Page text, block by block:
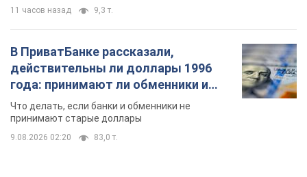
11 часов назад 9,3 т.
В ПриватБанке рассказали,
действительны ли доллары 1996
года: принимают ли обменники и
банки такие купюры
Что делать, если банки и обменники не
принимают старые доллары
9.08.2026 02:20 83,0 т.